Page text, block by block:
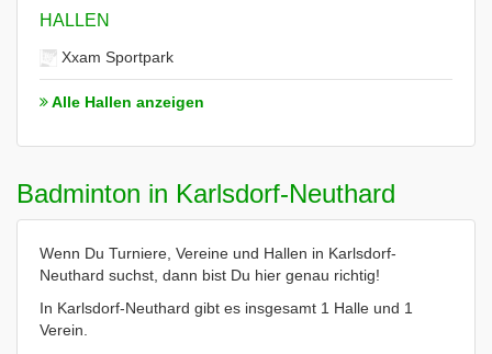
HALLEN
Xxam Sportpark
Alle Hallen anzeigen
Badminton in Karlsdorf-Neuthard
Wenn Du Turniere, Vereine und Hallen in Karlsdorf-
Neuthard suchst, dann bist Du hier genau richtig!
In Karlsdorf-Neuthard gibt es insgesamt 1 Halle und 1
Verein.